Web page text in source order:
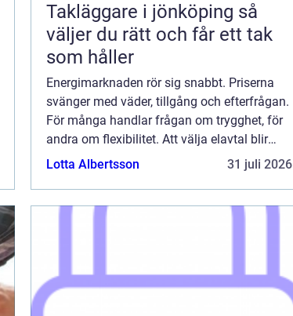
Takläggare i jönköping så
väljer du rätt och får ett tak
som håller
Energimarknaden rör sig snabbt. Priserna
svänger med väder, tillgång och efterfrågan.
För många handlar frågan om trygghet, för
andra om flexibilitet. Att välja elavtal blir
därför ett v...
Lotta Albertsson 31 juli 2026